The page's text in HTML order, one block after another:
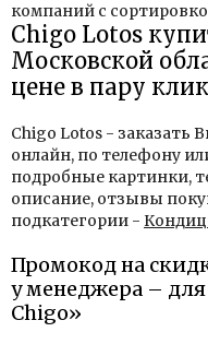
компаний с
Chigo Lotos
Московской
цене в пару
Chigo Lotos - заказать
онлайн, по телефону
подробные картинки,
описание, отзывы
подкатегории -
Промокод на
у менеджера –
Chigo»